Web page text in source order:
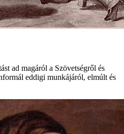
ad magáról a Szövetségről és
eddigi munkájáról, elmúlt és